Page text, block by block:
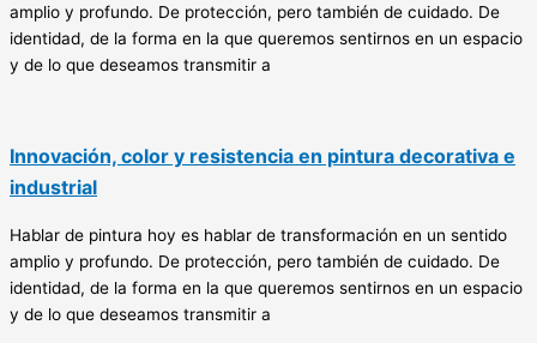
amplio y profundo. De protección, pero también de cuidado. De
identidad, de la forma en la que queremos sentirnos en un espacio
y de lo que deseamos transmitir a
Innovación, color y resistencia en pintura decorativa e
industrial
Hablar de pintura hoy es hablar de transformación en un sentido
amplio y profundo. De protección, pero también de cuidado. De
identidad, de la forma en la que queremos sentirnos en un espacio
y de lo que deseamos transmitir a